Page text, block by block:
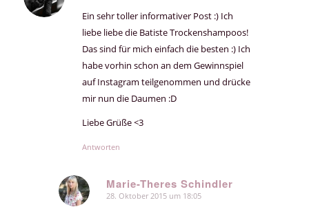
Ein sehr toller informativer Post :) Ich
liebe liebe die Batiste Trockenshampoos!
Das sind für mich einfach die besten :) Ich
habe vorhin schon an dem Gewinnspiel
auf Instagram teilgenommen und drücke
mir nun die Daumen :D
Liebe Grüße <3
Antworten
Marie-Theres Schindler
sagte:
28. Oktober 2015 um 18:05